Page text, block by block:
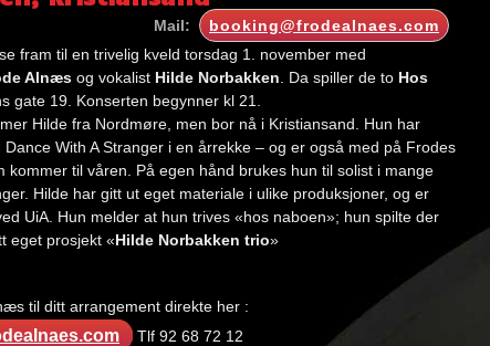
booking@frodealnaes.com
Mail:
fram til en trivelig kveld torsdag 1. november med
Alnæs og vokalist Hilde Norbakken . Da spiller de to Hos
gate 19. Konserten begynner kl 21.
Hilde fra Nordmøre, men bor nå i Kristiansand. Hun har
With A Stranger i en årrekke – og er også med på Frodes
kommer til våren. På egen hånd brukes hun til solist i mange
Hilde har gitt ut eget materiale i ulike produksjoner, og er
UiA. Hun melder at hun trives «hos naboen»; hun spilte der
eget prosjekt «Hilde Norbakken trio»
til ditt arrangement direkte her :
Tlf 92 68 72 12